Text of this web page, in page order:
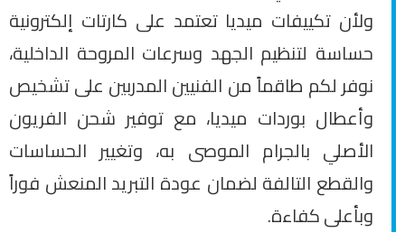
ولأن تكييفات ميديا تعتمد على كارتات إلكترونية
حساسة لتنظيم الجهد وسرعات المروحة الداخلية،
نوفر لكم طاقماً من الفنيين المدربين على تشخيص
وأعطال بوردات ميديا، مع توفير شحن الفريون
الأصلي بالجرام الموصى به، وتغيير الحساسات
والقطع التالفة لضمان عودة التبريد المنعش فوراً
وبأعلى كفاءة.